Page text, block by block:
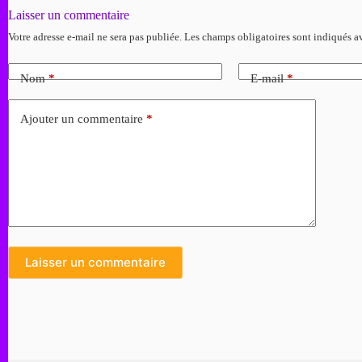
Laisser un commentaire
Votre adresse e-mail ne sera pas publiée. Les champs obligatoires sont indiqués
Nom* E-mail*
Ajouter un commentaire *
Laisser un commentaire